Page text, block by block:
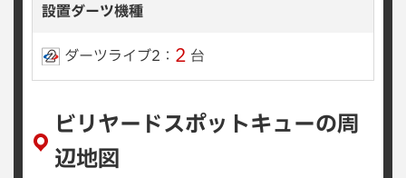
設置ダーツ機種
ダーツライブ2： 2 台
ビリヤードスポットキューの周
辺地図